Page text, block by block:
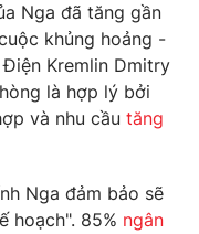
Nga đã tăng gần
khủng hoảng -
Kremlin Dmitry
là hợp lý bởi
và nhu cầu tăng
Nga đảm bảo sẽ
hoạch". 85% ngân